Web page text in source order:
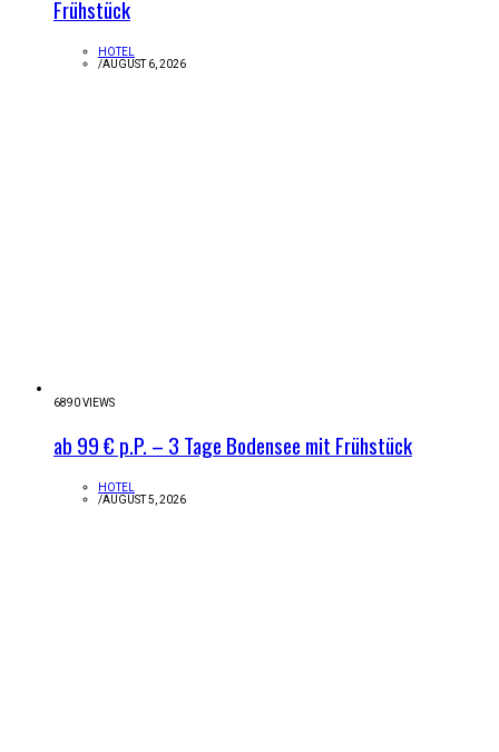
Frühstück
HOTEL
/AUGUST 6, 2026
6890 VIEWS
ab 99 € p.P. – 3 Tage Bodensee mit Frühstück
HOTEL
/AUGUST 5, 2026